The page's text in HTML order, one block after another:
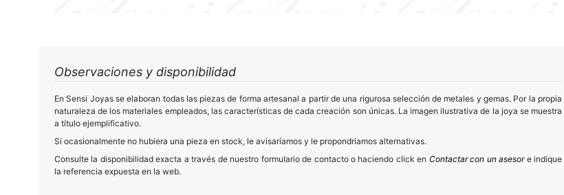
Observaciones y disponibilidad
En Sensi Joyas se elaboran todas las piezas de forma artesanal a partir de una rigurosa selección de metales y gemas. Por la propia
naturaleza de los materiales empleados, las características de cada creación son únicas. La imagen ilustrativa de la joya se muestra
a título ejemplificativo.
Si ocasionalmente no hubiera una pieza en stock, le avisaríamos y le propondríamos alternativas.
Consulte la disponibilidad exacta a través de nuestro formulario de contacto o haciendo click en Contactar con un asesor e indique
la referencia expuesta en la web.